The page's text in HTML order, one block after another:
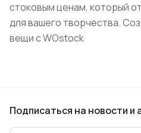
стоковым ценам, который
для вашего творчества.
вещи с WOstock
Подписаться на новости и